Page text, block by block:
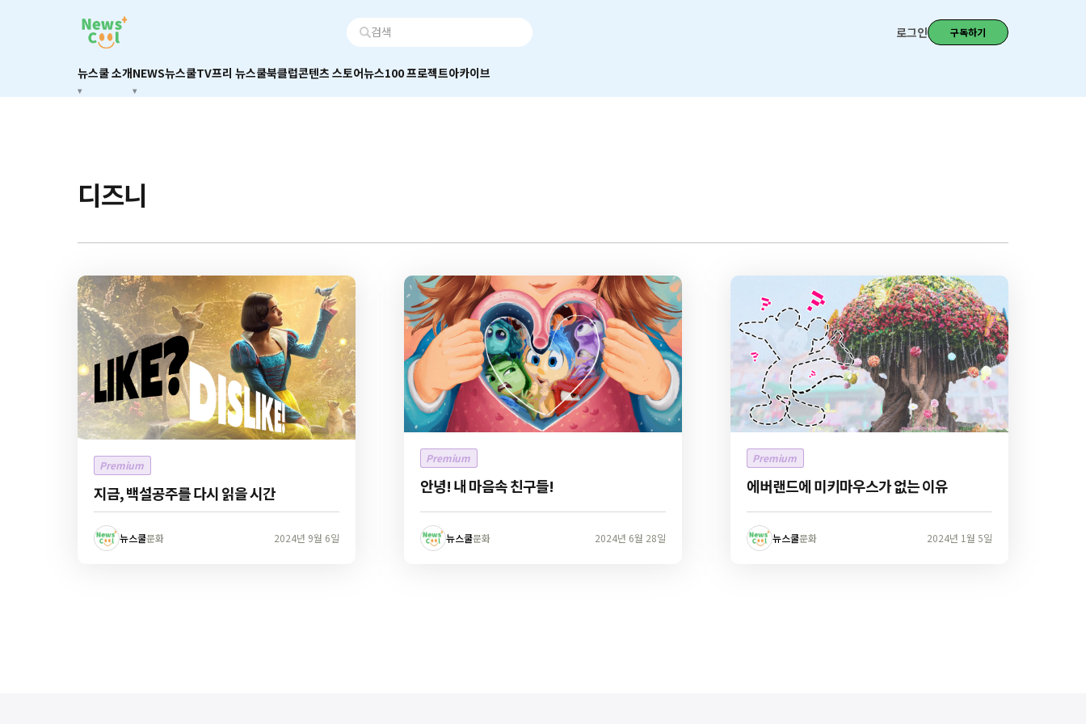
로그인 구독하기
뉴스쿨 소개NEWS뉴스쿨TV프리 뉴스쿨북클럽콘텐츠 스토어뉴스100 프로젝트아카이브
디즈니
Premium
지금, 백설공주를 다시 읽을 시간
뉴스쿨문화 2024년 9월 6일
Premium
안녕! 내 마음속 친구들!
뉴스쿨문화 2024년 6월 28일
Premium
에버랜드에 미키마우스가 없는 이유
뉴스쿨문화 2024년 1월 5일